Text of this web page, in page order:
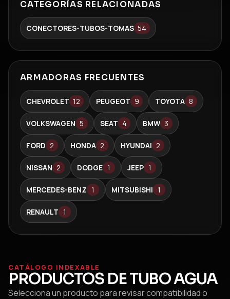
CATEGORÍAS RELACIONADAS
CONECTORES-TUBOS-TOMAS 54
ARMADORAS FRECUENTES
CHEVROLET 12 PEUGEOT 9 TOYOTA 8
VOLKSWAGEN 5 SEAT 4 BMW 3
FORD 2 HONDA 2 HYUNDAI 2
NISSAN 2 DODGE 1 JEEP 1
MERCEDES-BENZ 1 MITSUBISHI 1
RENAULT 1
CATÁLOGO INDEXABLE
PRODUCTOS DETUBO AGUA
Selecciona un producto para revisar compatibilidad o